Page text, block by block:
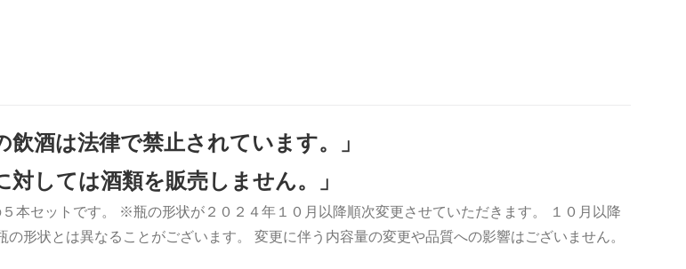
飲酒は法律で禁止されています。」
対しては酒類を販売しません。」
本セットです。 ※瓶の形状が２０２４年１０月以降順次変更させていただきます。 １０月以降
の形状とは異なることがございます。 変更に伴う内容量の変更や品質への影響はございません。